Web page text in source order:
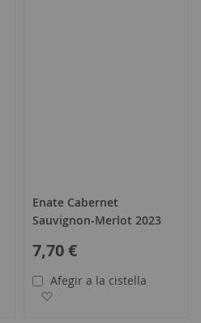
Enate Cabernet
Sauvignon-Merlot 2023
7,70 €
Afegir a la cistella